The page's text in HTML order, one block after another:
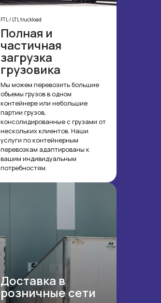
FTL / LTL truckload
Полная и
частичная
загрузка
грузовика
Мы можем перевозить большие
объемы грузов в одном
контейнере или небольшие
партии грузов,
консолидированные с грузами от
нескольких клиентов. Наши
услуги по контейнерным
перевозкам адаптированы к
вашим индивидуальным
потребностям.
Доставка в
розничные сети